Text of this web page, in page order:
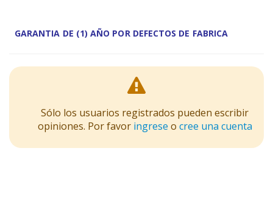
GARANTIA DE (1) AÑO POR DEFECTOS DE FABRICA
Sólo los usuarios registrados pueden escribir
opiniones. Por favor ingrese o cree una cuenta